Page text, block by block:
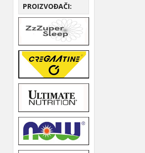
PROIZVOĐAČI: